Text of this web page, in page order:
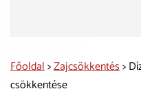
Főoldal>Zajcsökkentés>
csökkentése